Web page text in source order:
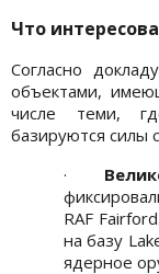
Что
Согласно
объектами,
числе теми,
базируются силы
·
RAF
на базу
ядерное